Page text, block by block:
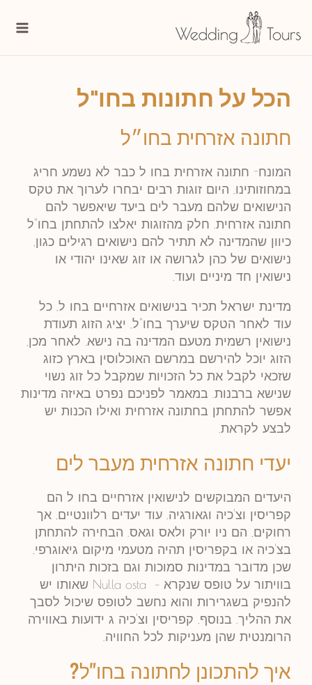
הכל על חתונות בחו"ל
חתונה אזרחית בחו״ל
המונח- חתונה אזרחית בחו ל כבר לא נשמע חריג
במחוזותינו, היום זוגות רבים יבחרו לערוך את טקס
הנישואים שלהם מעבר לים ביעד שיאפשר להם
חתונה אזרחית. חלק מהזוגות יאלצו להתחתן בחו"ל
כיוון שהמדינה לא תתיר להם נישואים רגילים כגון,
נישואים של כהן לגרושה או זוג שאינו יהודי או
נישואין חד מיניים ועוד.
מדינת ישראל תכיר בנישואים אזרחיים בחו ל, כל
עוד לאחר הטקס שיערך בחו"ל, יציג הזוג תעודת
נישואין רשמית מטעם המדינה בה נישא. לאחר מכן,
הזוג יוכל להירשם במרשם האוכלוסין בארץ כזוג
שזכאי לקבל את כל הזכויות שמקבל כל זוג נשוי
שנישא ברבנות. במאמר לפניכם נפרט באיזה מדינות
אפשר להתחתן בחתונה אזרחית ואילו הכנות יש
לבצע לקראת.
יעדי חתונה אזרחית מעבר לים
היעדים המבוקשים לנישואין אזרחיים בחו ל הם
קפריסין וצ'כיה וגאורגיה. עוד יעדים רלוונטיים, אך
רחוקים, הם ניו יורק ולאס וגאס. הבחירה להתחתן
בצ'כיה או בקפריסין תהיה מטעמי מיקום גיאוגרפי,
שכן מדובר במדינות סמוכות וגם בזכות היתרון
בוויתור על טופס שנקרא –
Nulla osta שאותו יש
להנפיק בשגרירות והוא נחשב לטופס שיכול לסבך
את ההליך. בנוסף, קפריסין וצ'כיה ג ידועות באווירה
הרומנטית שהן מעניקות לכל החוויה.
איך להתכונן לחתונה בחו"ל?